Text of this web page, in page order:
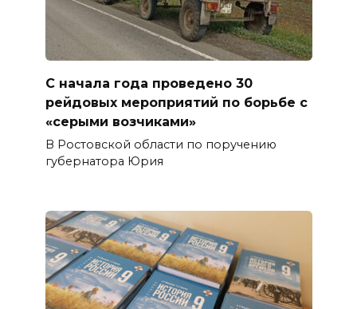
С начала года проведено 30
рейдовых мероприятий по борьбе с
«серыми возчиками»
В Ростовской области по поручению
губернатора Юрия